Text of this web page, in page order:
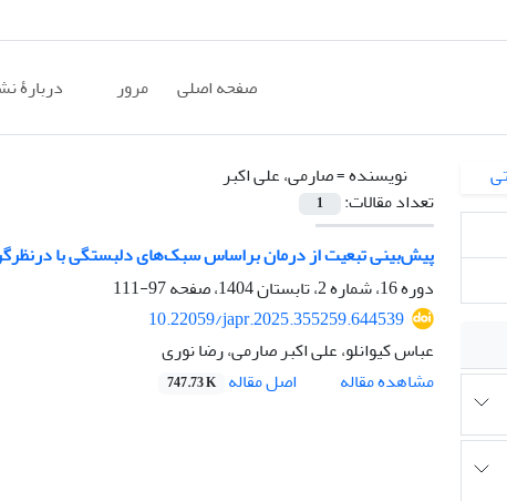
صفحه اصلی مرور دربارۀ
نویسنده =صارمی، علی اکبر
تعداد مقالات:
1
پیش‌بینی تبعیت از درمان براساس سبک‌های دلبستگی با
دوره 16، شماره 2، تابستان 1404، صفحه
97-111
10.22059/japr.2025.355259.644539
عباس کیوانلو، علی اکبر صارمی، رضا نوری
مشاهده مقاله
اصل مقاله 747.73 K